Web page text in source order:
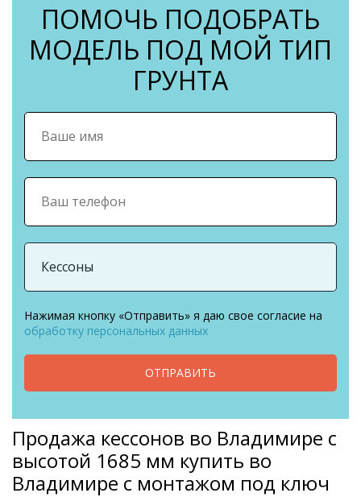
ПОМОЧЬ ПОДОБРАТЬ
МОДЕЛЬ ПОД МОЙ ТИП
ГРУНТА
Нажимая кнопку «Отправить» я даю свое согласие на
обработку персональных данных
ОТПРАВИТЬ
Продажа кессонов во Владимире с
высотой 1685 мм купить во
Владимире с монтажом под ключ